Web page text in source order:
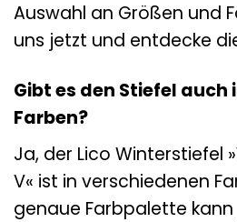
Auswahl an Größen und
uns jetzt und entdecke
Gibt es den Stiefel auch
Farben?
Ja, der Lico Winterstiefel
V« ist in verschiedenen
genaue Farbpalette